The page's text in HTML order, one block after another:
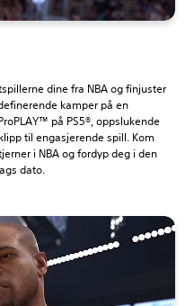
dine fra NBA og finjuster
kamper på en
på PS5®, oppslukende
til engasjerende spill. Kom
i NBA og fordyp deg i den
dato.